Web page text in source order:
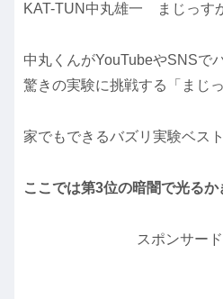
KAT-TUN中丸雄一 まじっす
中丸くんがYouTubeやSNSで
驚きの実験に挑戦する「まじ
家でもできるバズリ実験ベスト
ここでは第3位の暗闇で光るか
スポンサー